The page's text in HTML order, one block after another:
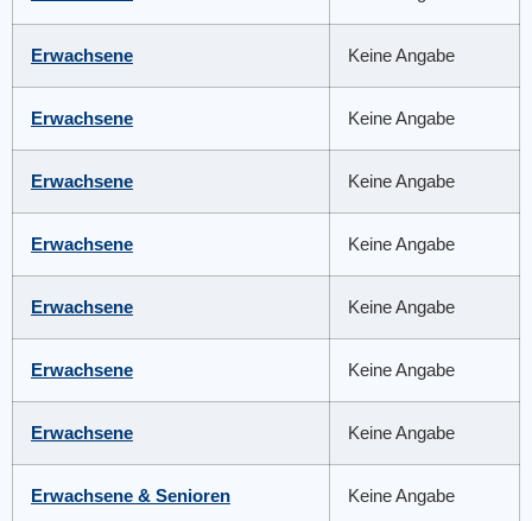
Erwachsene Keine Angabe
Erwachsene Keine Angabe
Erwachsene Keine Angabe
Erwachsene Keine Angabe
Erwachsene Keine Angabe
Erwachsene Keine Angabe
Erwachsene Keine Angabe
Erwachsene & Senioren Keine Angabe